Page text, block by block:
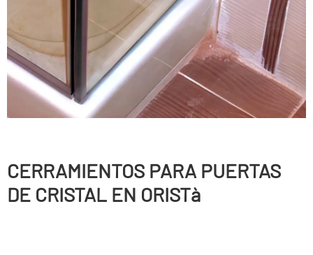
CERRAMIENTOS PARA PUERTAS
DE CRISTAL EN ORISTà